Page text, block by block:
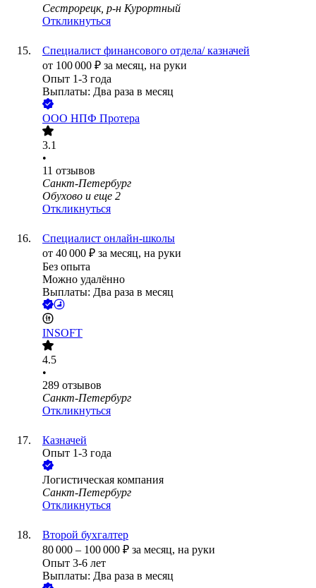
Сестрорецк, р-н Курортный
Откликнуться
Специалист финансового отдела/ казначей
от 100 000 ₽ за месяц, на руки
Опыт 1-3 года
Выплаты: Два раза в месяц
ООО НПФ Протера
3.1
•
11 отзывов
Санкт-Петербург
Обухово и еще 2
Откликнуться
Специалист онлайн-школы
от 40 000 ₽ за месяц, на руки
Без опыта
Можно удалённо
Выплаты: Два раза в месяц
INSOFT
4.5
•
289 отзывов
Санкт-Петербург
Откликнуться
Казначей
Опыт 1-3 года
Логистическая компания
Санкт-Петербург
Откликнуться
Второй бухгалтер
80 000 – 100 000 ₽ за месяц, на руки
Опыт 3-6 лет
Выплаты: Два раза в месяц